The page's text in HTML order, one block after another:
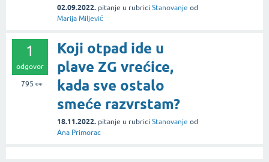
02.09.2022. pitanje u rubrici Stanovanje od
Marija Miljević
1
odgovor
795 👀
Koji otpad ide u
plave ZG vrećice,
kada sve ostalo
smeće razvrstam?
18.11.2022. pitanje u rubrici Stanovanje od
Ana Primorac